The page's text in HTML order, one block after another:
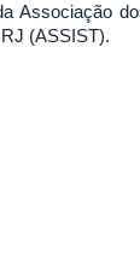
Associação
(ASSIST).